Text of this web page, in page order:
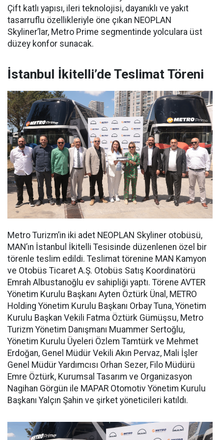
Çift katlı yapısı, ileri teknolojisi, dayanıklı ve yakıt
tasarruflu özellikleriyle öne çıkan NEOPLAN
Skyliner’lar, Metro Prime segmentinde yolculara üst
düzey konfor sunacak.
İstanbul İkitelli’de Teslimat Töreni
Metro Turizm’in iki adet NEOPLAN Skyliner otobüsü,
MAN’ın İstanbul İkitelli Tesisinde düzenlenen özel bir
törenle teslim edildi. Teslimat törenine MAN Kamyon
ve Otobüs Ticaret A.Ş. Otobüs Satış Koordinatörü
Emrah Albustanoğlu ev sahipliği yaptı. Törene AVTER
Yönetim Kurulu Başkanı Ayten Öztürk Ünal, METRO
Holding Yönetim Kurulu Başkanı Orbay Tuna, Yönetim
Kurulu Başkan Vekili Fatma Öztürk Gümüşsu, Metro
Turizm Yönetim Danışmanı Muammer Sertoğlu,
Yönetim Kurulu Üyeleri Özlem Tamtürk ve Mehmet
Erdoğan, Genel Müdür Vekili Akın Pervaz, Mali İşler
Genel Müdür Yardımcısı Orhan Sezer, Filo Müdürü
Emre Öztürk, Kurumsal Tasarım ve Organizasyon
Nagihan Görgün ile MAPAR Otomotiv Yönetim Kurulu
Başkanı Yalçın Şahin ve şirket yöneticileri katıldı.